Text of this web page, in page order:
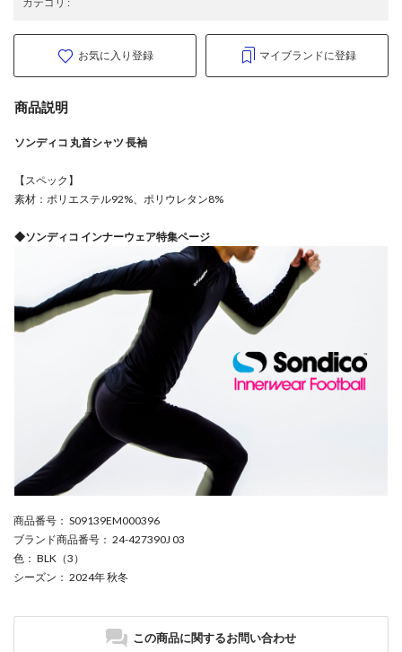
お気に入り登録 マイブランドに登録
商品説明
ソンディコ 丸首シャツ 長袖
【スペック】
素材：ポリエステル92%、ポリウレタン8%
◆ソンディコ インナーウェア特集ページ
商品番号 ： S09139EM000396
ブランド商品番号 ： 24-427390J 03
色 ： BLK（3）
シーズン ： 2024年 秋冬
この商品に関するお問い合わせ